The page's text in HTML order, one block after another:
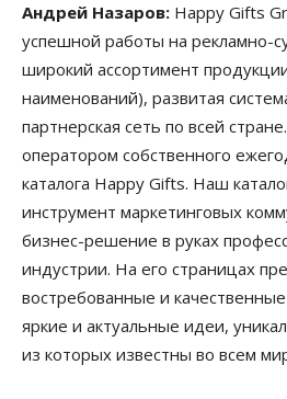
Андрей Назаров: Happy Gifts
успешной работы на рекламно-
широкий ассортимент
наименований), развитая
партнерская сеть по всей
оператором собственного
каталога Happy Gifts. Наш
инструмент маркетинговых
бизнес-решение в руках
индустрии. На его страницах
востребованные и
яркие и актуальные идеи,
из которых известны во всем